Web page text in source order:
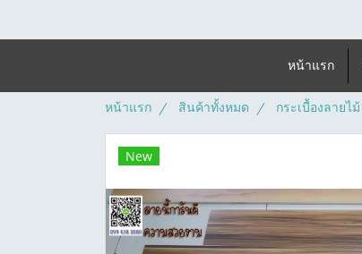
หน้าแรก
หน้าแรก สินค้าทั้งหมด กระเบื้องลายไม้
New